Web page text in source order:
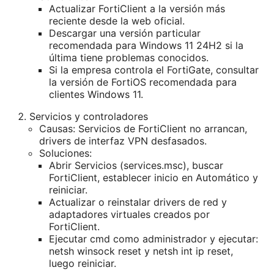
Actualizar FortiClient a la versión más
reciente desde la web oficial.
Descargar una versión particular
recomendada para Windows 11 24H2 si la
última tiene problemas conocidos.
Si la empresa controla el FortiGate, consultar
la versión de FortiOS recomendada para
clientes Windows 11.
Servicios y controladores
Causas: Servicios de FortiClient no arrancan,
drivers de interfaz VPN desfasados.
Soluciones:
Abrir Servicios (services.msc), buscar
FortiClient, establecer inicio en Automático y
reiniciar.
Actualizar o reinstalar drivers de red y
adaptadores virtuales creados por
FortiClient.
Ejecutar cmd como administrador y ejecutar:
netsh winsock reset y netsh int ip reset,
luego reiniciar.